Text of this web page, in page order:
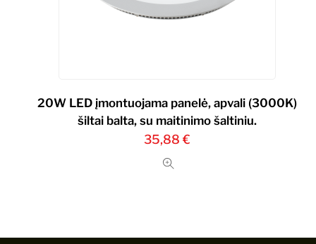
20W LED įmontuojama panelė, apvali (3000K)
šiltai balta, su maitinimo šaltiniu.
35,88 €